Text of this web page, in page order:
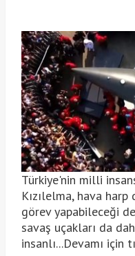
Türkiye'nin milli
Kızılelma, hava
görev yapabileceği
savaş uçakları da
insanlı...Devamı için